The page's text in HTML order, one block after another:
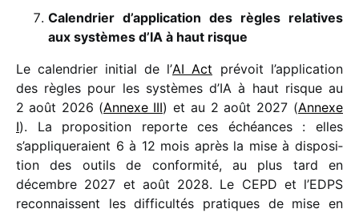
Calendrier d’application des règles rela­tives
aux systèmes d’IA à haut risque
Le calen­drier initial de l’AI Act prévoit l’application
des règles pour les systèmes d’IA à haut risque au
2 août 2026 (Annexe III) et au 2 août 2027 (Annexe
I). La propo­si­tion reporte ces échéances : elles
s’appliqueraient 6 à 12 mois après la mise à dispo­si­
tion des outils de confor­mité, au plus tard en
décembre 2027 et août 2028. Le CEPD et l’EDPS
recon­naissent les diffi­cul­tés pratiques de mise en